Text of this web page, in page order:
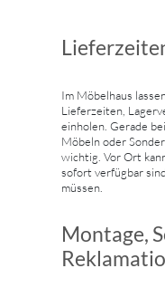
Im Möbelhaus
Lieferzeiten,
einholen. Gerade
Möbeln oder
wichtig. Vor Ort
sofort verfügbar
müssen.
Montage,